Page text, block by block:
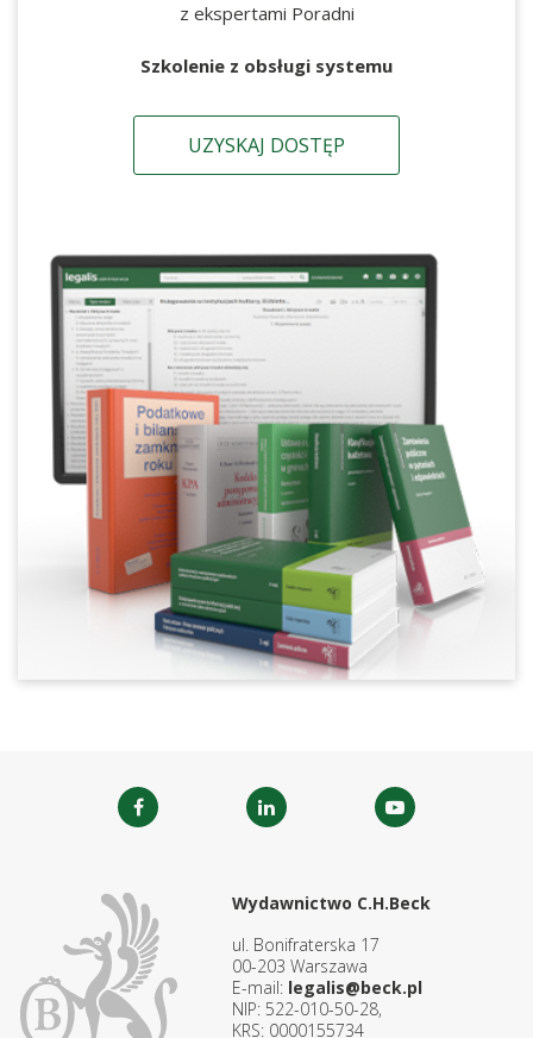
z ekspertami Poradni
Szkolenie z obsługi systemu
UZYSKAJ DOSTĘP
Wydawnictwo C.H.Beck
ul. Bonifraterska 17
00-203 Warszawa
E-mail: legalis@beck.pl
NIP: 522-010-50-28,
KRS: 0000155734